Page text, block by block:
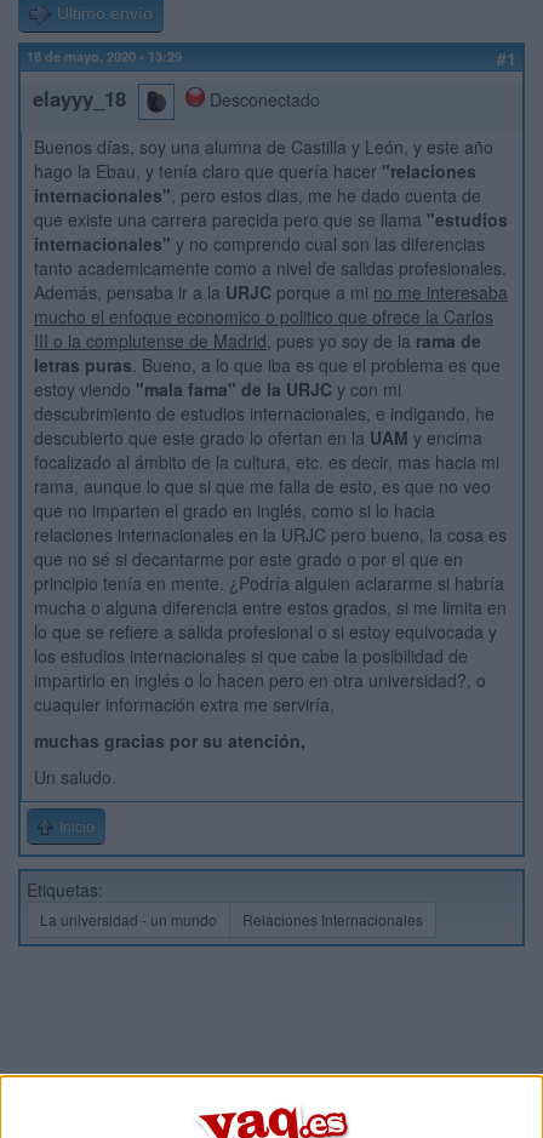
Último envío
18 de mayo, 2020 - 13:29 #1
elayyy_18
Desconectado
Buenos días, soy una alumna de Castilla y León, y este año
hago la Ebau, y tenía claro que quería hacer "relaciones
internacionales", pero estos dias, me he dado cuenta de
que existe una carrera parecida pero que se llama "estudios
internacionales" y no comprendo cual son las diferencias
tanto academicamente como a nivel de salidas profesionales.
Además, pensaba ir a la URJC porque a mi no me interesaba
mucho el enfoque economico o politico que ofrece la Carlos
III o la complutense de Madrid, pues yo soy de la rama de
letras puras. Bueno, a lo que iba es que el problema es que
estoy viendo "mala fama" de la URJC y con mi
descubrimiento de estudios internacionales, e indigando, he
descubierto que este grado lo ofertan en la UAM y encima
focalizado al ámbito de la cultura, etc. es decir, mas hacia mi
rama, aunque lo que si que me falla de esto, es que no veo
que no imparten el grado en inglés, como si lo hacia
relaciones internacionales en la URJC pero bueno, la cosa es
que no sé si decantarme por este grado o por el que en
principio tenía en mente. ¿Podría alguien aclararme si habría
mucha o alguna diferencia entre estos grados, si me limita en
lo que se refiere a salida profesional o si estoy equivocada y
los estudios internacionales si que cabe la posibilidad de
impartirlo en inglés o lo hacen pero en otra universidad?, o
cuaquier información extra me serviría,
muchas gracias por su atención,
Un saludo.
Inicio
Etiquetas:
La universidad - un mundo Relaciones Internacionales